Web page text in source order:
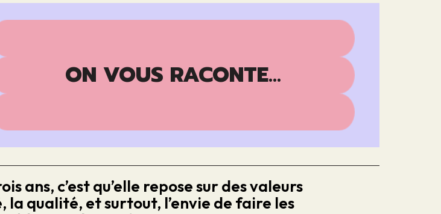
ON VOUS RACONTE...
ans, c’est qu’elle repose sur des valeurs
qualité, et surtout, l’envie de faire les